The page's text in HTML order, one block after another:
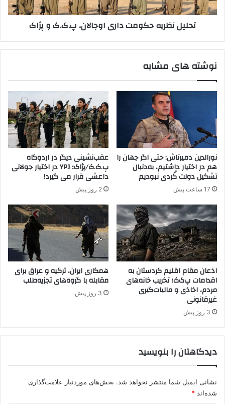
د
م
ر
ی
م
ی
و
ا
ل
ن
،
پ
ک
.
ک
و
پ
ژ
ا
ک
تحلیل نظریه حکومت داری اوجالان، پ.ک.ک و پژاک
نوشته های مشابه
نورالدین دمیرتاش: حتی اگر جهان را
هم در اختیار داشتیم، به‌دنبال
تشکیل دولت کُردی نبودیم
17 ساعت پیش
عقب‌نشینی دیگر در اردوگاه
پ.ک.ک/پژاک؛ YPJ در اختیار جولانی
داعشی قرار می گیرد!
2 روز پیش
اذعان مقام اقلیم کردستان به
اقدامات پ‌ک‌ک؛ تخریب خانه‌های
مردم، اخاذی و مالیات‌گیری
غیرقانونی
3 روز پیش
همکاری ایران، ترکیه و عراق برای
مقابله با گروه‌های تجزیه‌طلب
3 روز پیش
دیدگاهتان را بنویسید
نشانی ایمیل شما منتشر نخواهد شد. بخش‌های موردنیاز علامت‌گذاری
شده‌اند *